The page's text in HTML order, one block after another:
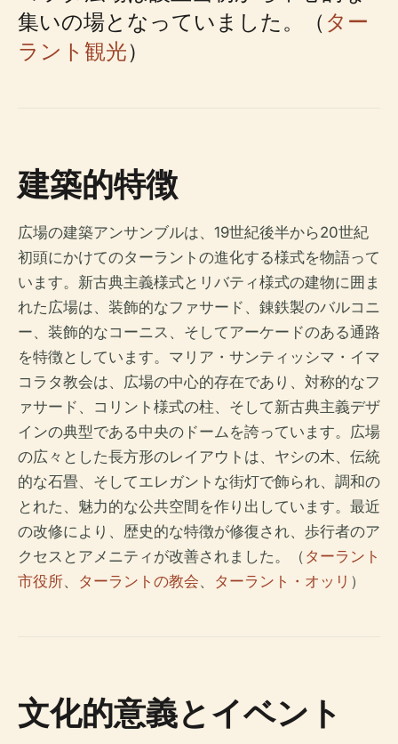
集いの場となっていました。（ター
ラント観光）
建築的特徴
広場の建築アンサンブルは、19世紀後半から20世紀
初頭にかけてのターラントの進化する様式を物語って
います。新古典主義様式とリバティ様式の建物に囲ま
れた広場は、装飾的なファサード、錬鉄製のバルコニ
ー、装飾的なコーニス、そしてアーケードのある通路
を特徴としています。マリア・サンティッシマ・イマ
コラタ教会は、広場の中心的存在であり、対称的なフ
ァサード、コリント様式の柱、そして新古典主義デザ
インの典型である中央のドームを誇っています。広場
の広々とした長方形のレイアウトは、ヤシの木、伝統
的な石畳、そしてエレガントな街灯で飾られ、調和の
とれた、魅力的な公共空間を作り出しています。最近
の改修により、歴史的な特徴が修復され、歩行者のア
クセスとアメニティが改善されました。（ ターラント
市役所、 ターラントの教会、 ターラント・オッリ ）
文化的意義とイベント